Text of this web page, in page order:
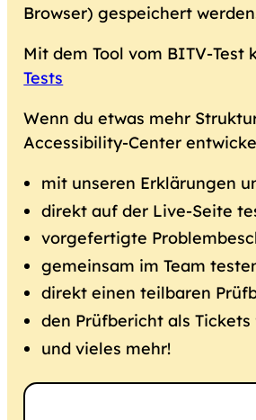
Browser) gespeichert
Mit dem Tool vom BITV-
Tests
Wenn du etwas mehr
Accessibility-Center
mit unseren Erklärungen
direkt auf der Live-Seite
vorgefertigte
gemeinsam im Team
direkt einen teilbaren
den Prüfbericht als
und vieles mehr!